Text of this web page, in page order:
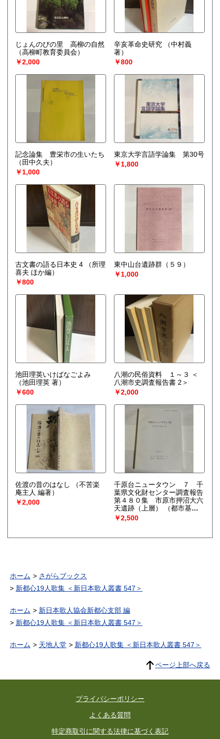
じょんのびの里 高柳の自然
（高柳町教育委員会）
￥2,000
辛亥革命史研究
（中村義
著）
￥800
記念論集 豊栄市の生いたち
（田中久夫）
￥1,000
東京大学言語学論集 第30号
￥1,800
古文書の語る日本史 4
（所理
喜夫 ほか編）
￥800
東中山台遺跡群（５９）
￥1,000
池田理英いけばなごよみ
（池田理英 著）
￥600
八潮の民俗資料 １～３ ＜
八潮市史調査報告書 2＞
￥2,000
佐渡の昔のはなし
（不苦楽
庵主人 編著）
￥2,000
千原台ニュータウン ７ 千
葉県文化財センター調査報告
第４８０集 市原市押沼大六
天遺跡（上層）
（都市基盤
整備公団）
￥2,500
ホーム
さがらブックス
新都心19人歌集 ＜新日本歌人叢書 547＞
ホーム
新日本歌人協会新都心支部 編
新都心19人歌集 ＜新日本歌人叢書 547＞
ホーム 天地人堂 新都心19人歌集 ＜新日本歌人叢書 547＞
ページ上部へ戻る
プライバシーポリシー
よくある質問
特定商取引に関する法律に基づく表記